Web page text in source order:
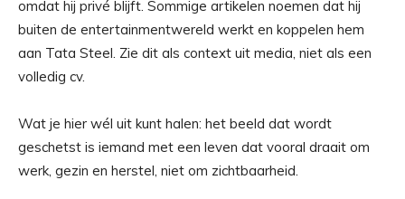
omdat hij privé blijft. Sommige artikelen noemen dat hij
buiten de entertainmentwereld werkt en koppelen hem
aan Tata Steel. Zie dit als context uit media, niet als een
volledig cv.
Wat je hier wél uit kunt halen: het beeld dat wordt
geschetst is iemand met een leven dat vooral draait om
werk, gezin en herstel, niet om zichtbaarheid.